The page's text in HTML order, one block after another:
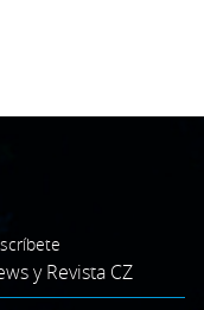
y Revista CZ